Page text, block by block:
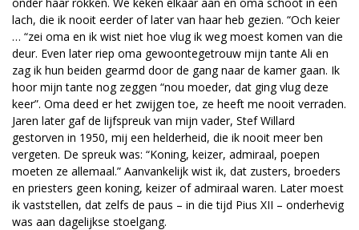
lach, die ik nooit eerder of later van haar heb gezien. “Och keier
… “zei oma en ik wist niet hoe vlug ik weg moest komen van die
deur. Even later riep oma gewoontegetrouw mijn tante Ali en
zag ik hun beiden gearmd door de gang naar de kamer gaan. Ik
hoor mijn tante nog zeggen “nou moeder, dat ging vlug deze
keer”. Oma deed er het zwijgen toe, ze heeft me nooit verraden.
Jaren later gaf de lijfspreuk van mijn vader, Stef Willard
gestorven in 1950, mij een helderheid, die ik nooit meer ben
vergeten. De spreuk was: “Koning, keizer, admiraal, poepen
moeten ze allemaal.” Aanvankelijk wist ik, dat zusters, broeders
en priesters geen koning, keizer of admiraal waren. Later moest
ik vaststellen, dat zelfs de paus – in die tijd Pius XII – onderhevig
was aan dagelijkse stoelgang.